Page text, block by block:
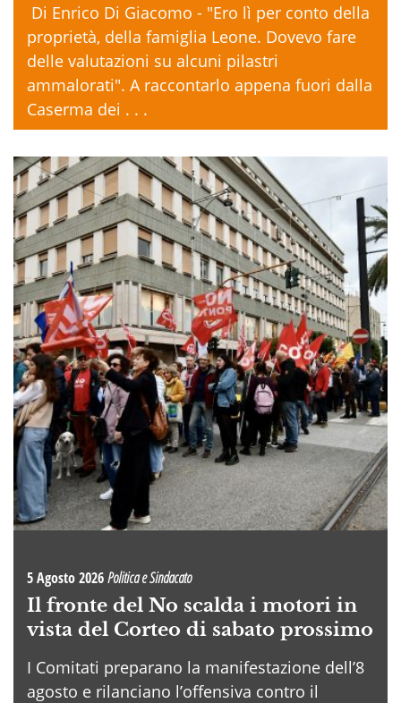
Di Enrico Di Giacomo - "Ero lì per conto della
proprietà, della famiglia Leone. Dovevo fare
delle valutazioni su alcuni pilastri
ammalorati". A raccontarlo appena fuori dalla
Caserma dei . . .
5 Agosto 2026Politica e Sindacato
Il fronte del No scalda i motori in
vista del Corteo di sabato prossimo
I Comitati preparano la manifestazione dell’8
agosto e rilanciano l’offensiva contro il